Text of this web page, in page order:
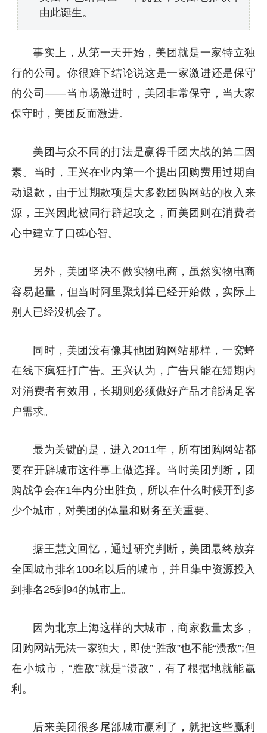
由此诞生。
事实上，从第一天开始，美团就是一家特立独
行的公司。你很难下结论说这是一家激进还是保守
的公司——当市场激进时，美团非常保守，当大家
保守时，美团反而激进。
美团与众不同的打法是赢得千团大战的第二因
素。当时，王兴在业内第一个提出团购费用过期自
动退款，由于过期款项是大多数团购网站的收入来
源，王兴因此被同行群起攻之，而美团则在消费者
心中建立了口碑心智。
另外，美团坚决不做实物电商，虽然实物电商
容易起量，但当时阿里聚划算已经开始做，实际上
别人已经没机会了。
同时，美团没有像其他团购网站那样，一窝蜂
在线下疯狂打广告。王兴认为，广告只能在短期内
对消费者有效用，长期则必须做好产品才能满足客
户需求。
最为关键的是，进入2011年，所有团购网站都
要在开辟城市这件事上做选择。当时美团判断，团
购战争会在1年内分出胜负，所以在什么时候开到多
少个城市，对美团的体量和财务至关重要。
据王慧文回忆，通过研究判断，美团最终放弃
全国城市排名100名以后的城市，并且集中资源投入
到排名25到94的城市上。
因为北京上海这样的大城市，商家数量太多，
团购网站无法一家独大，即使“胜敌”也不能“溃敌”;但
在小城市，“胜敌”就是“溃敌”，有了根据地就能赢
利。
后来美团很多尾部城市赢利了，就把这些赢利